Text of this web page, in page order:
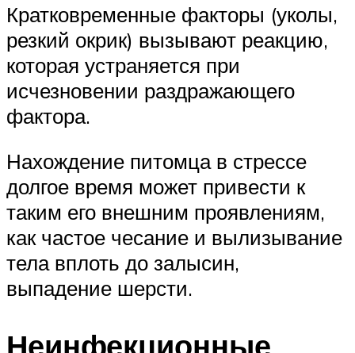
Кратковременные факторы (уколы,
резкий окрик) вызывают реакцию,
которая устраняется при
исчезновении раздражающего
фактора.
Нахождение питомца в стрессе
долгое время может привести к
таким его внешним проявлениям,
как частое чесание и вылизывание
тела вплоть до залысин,
выпадение шерсти.